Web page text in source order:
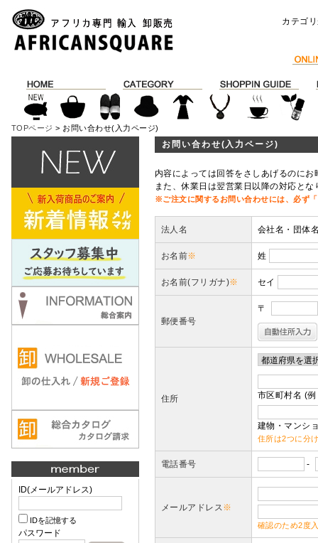
カテゴ
TOPページ > お問い合わせ(入力ページ)
ID(メールアドレス)
IDを記憶する
パスワード
お問い合わせ(入力ページ)
内容によっては回答をさしあげるのに
また、休業日は翌営業日以降の対応と
※ご注文に関するお問い合わせには、必ず
法人名 会社名・団体
お名前※ 姓
お名前(フリガナ)※ セイ
郵便番号
〒
住所 市区町村名 (
建物・マンシ
住所は2つに分
電話番号 -
メールアドレス※
確認のため2度